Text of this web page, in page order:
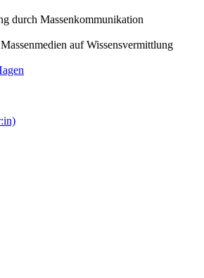
durch Massenkommunikation
auf Wissensvermittlung